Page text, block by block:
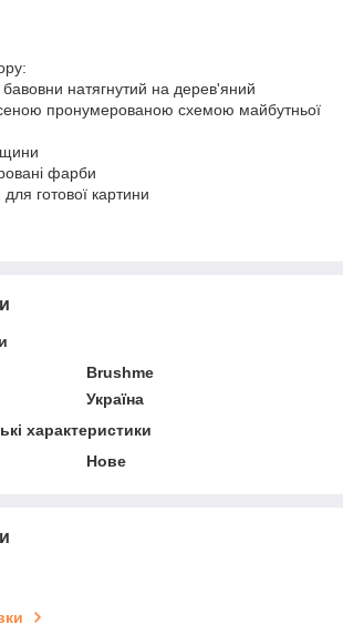
натягнутий на дерев'яний
пронумерованою схемою майбутньої
фарби
для готової картини
Brushme
Україна
характеристики
Нове